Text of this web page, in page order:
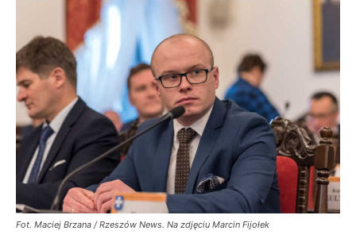
Fot. Maciej Brzana / Rzeszów News. Na zdjęciu Marcin Fijołek